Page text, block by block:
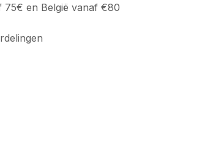
75€ en België vanaf €80